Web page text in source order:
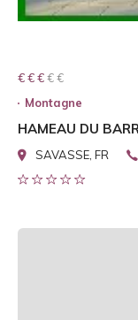
€ € € € €
€ € €
Montagne
HAMEAU DU
SAVASSE, FR